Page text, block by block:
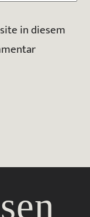
in diesem